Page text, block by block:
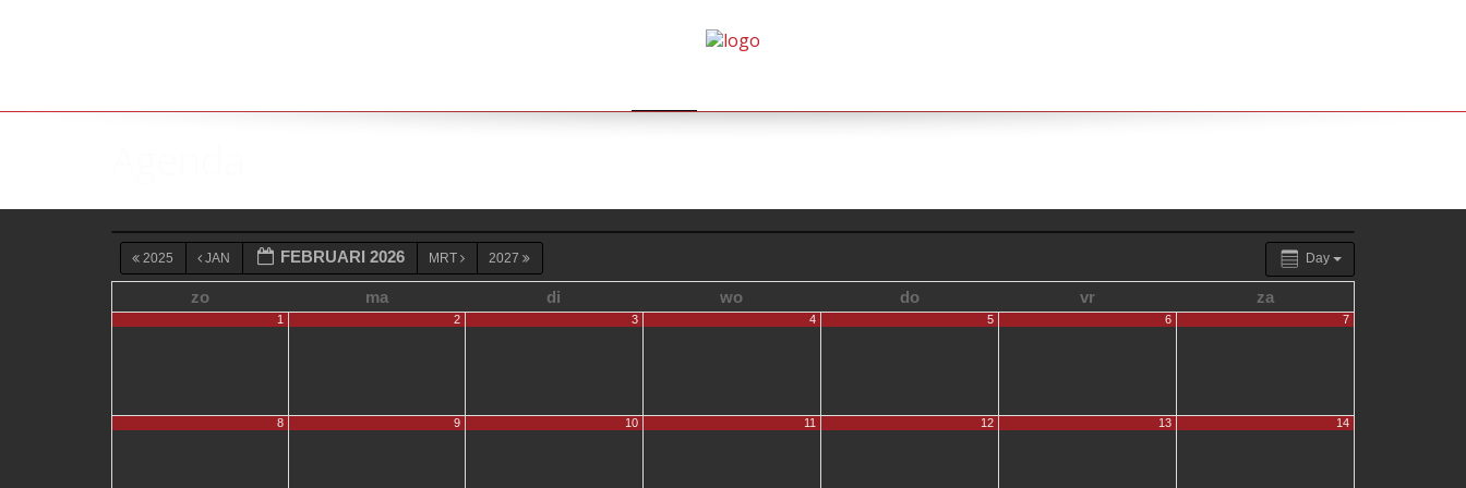
Day
2025 JAN FEBRUARI 2026 MRT 2027
zo ma di wo do vr za
1 2 3 4 5 6 7
8 9 10 11 12 13 14